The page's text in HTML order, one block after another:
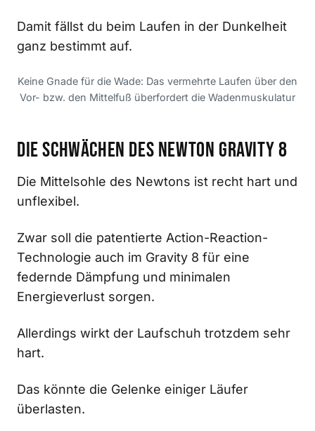
Damit fällst du beim Laufen in der Dunkelheit
ganz bestimmt auf.
Keine Gnade für die Wade: Das vermehrte Laufen über den
Vor- bzw. den Mittelfuß überfordert die Wadenmuskulatur
Die Schwächen des Newton Gravity 8
Die Mittelsohle des Newtons ist recht hart und
unflexibel.
Zwar soll die patentierte Action-Reaction-
Technologie auch im Gravity 8 für eine
federnde Dämpfung und minimalen
Energieverlust sorgen.
Allerdings wirkt der Laufschuh trotzdem sehr
hart.
Das könnte die Gelenke einiger Läufer
überlasten.